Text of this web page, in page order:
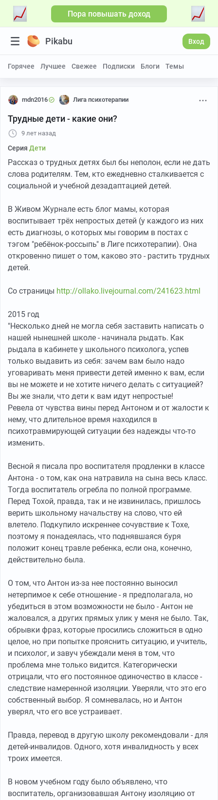
Пора повышать доход
Pikabu Вход
Горячее Лучшее Свежее Подписки Блоги Темы
mdn2016 Лига психотерапии
Трудные дети - какие они?
9 лет назад
Серия Дети
Рассказ о трудных детях был бы неполон, если не дать
слова родителям. Тем, кто ежедневно сталкивается с
социальной и учебной дезадаптацией детей.
В Живом Журнале есть блог мамы, которая
воспитывает трёх непростых детей (у каждого из них
есть диагнозы, о которых мы говорим в постах с
тэгом "ребёнок-россыпь" в Лиге психотерапии). Она
откровенно пишет о том, каково это - растить трудных
детей.
Со страницы http://ollako.livejournal.com/241623.html
2015 год
"Несколько дней не могла себя заставить написать о
нашей нынешней школе - начинала рыдать. Как
рыдала в кабинете у школьного психолога, успев
только выдавить из себя: зачем вам было надо
уговаривать меня привести детей именно к вам, если
вы не можете и не хотите ничего делать с ситуацией?
Вы же знали, что дети к вам идут непростые!
Ревела от чувства вины перед Антоном и от жалости к
нему, что длительное время находился в
психотравмирующей ситуации без надежды что-то
изменить.
Весной я писала про воспитателя продленки в классе
Антона - о том, как она натравила на сына весь класс.
Тогда воспитатель огребла по полной программе.
Перед Тохой, правда, так и не извинилась, пришлось
верить школьному начальству на слово, что ей
влетело. Подкупило искреннее сочувствие к Тохе,
поэтому я понадеялась, что поднявшаяся буря
положит конец травле ребенка, если она, конечно,
действительно была.
О том, что Антон из-за нее постоянно выносил
нетерпимое к себе отношение - я предполагала, но
убедиться в этом возможности не было - Антон не
жаловался, а других прямых улик у меня не было. Так,
обрывки фраз, которые просились сложиться в одно
целое, но при попытке прояснить ситуацию, и учитель,
и психолог, и завуч убеждали меня в том, что
проблема мне только видится. Категорически
отрицали, что его постоянное одиночество в классе -
следствие намеренной изоляции. Уверяли, что это его
собственный выбор. Я сомневалась, но и Антон
уверял, что его все устраивает.
Правда, перевод в другую школу рекомендовали - для
детей-инвалидов. Одного, хотя инвалидность у всех
троих имеется.
В новом учебном году было объявлено, что
воспитатель, организовавшая Антону изоляцию от